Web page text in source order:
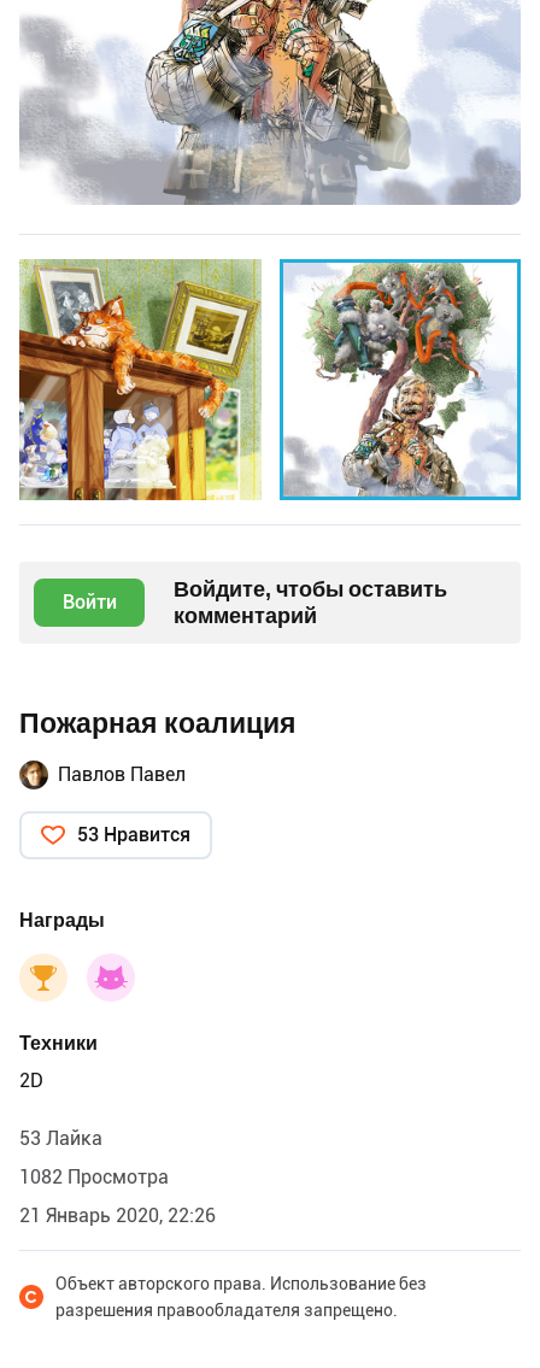
Войти
Войдите, чтобы оставить
комментарий
Пожарная коалиция
Павлов Павел
53 Нравится
Награды
Техники
2D
53 Лайка
1082 Просмотра
21 Январь 2020, 22:26
Объект авторского права. Использование без
разрешения правообладателя запрещено.